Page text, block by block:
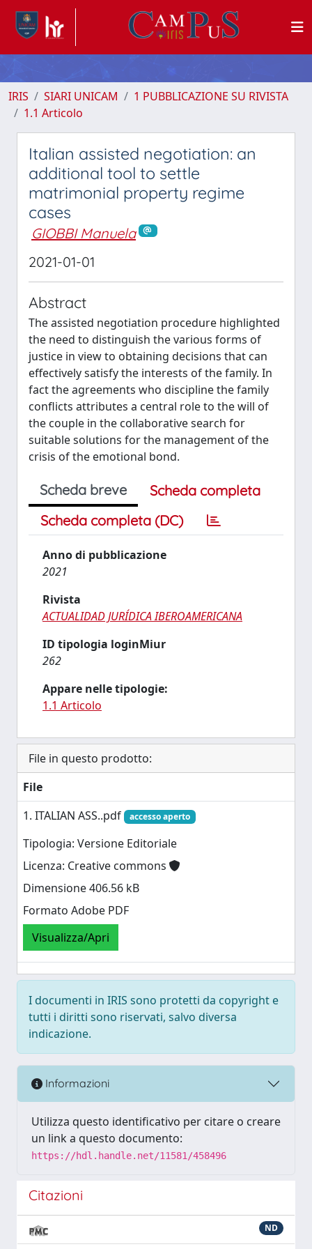
IRIS SIARI UNICAM
1 PUBBLICAZIONE SU RIVISTA
1.1 Articolo
Italian assisted negotiation: an
additional tool to settle
matrimonial property regime
cases
GIOBBI Manuela
2021-01-01
Abstract
The assisted negotiation procedure highlighted
the need to distinguish the various forms of
justice in view to obtaining decisions that can
effectively satisfy the interests of the family. In
fact the agreements who discipline the family
conflicts attributes a central role to the will of
the couple in the collaborative search for
suitable solutions for the management of the
crisis of the emotional bond.
Scheda breve
Scheda completa
Scheda completa (DC)
Anno di pubblicazione
2021
Rivista
ACTUALIDAD JURÍDICA IBEROAMERICANA
ID tipologia loginMiur
262
Appare nelle tipologie:
1.1 Articolo
File in questo prodotto:
File
1. ITALIAN ASS..pdf
accesso aperto
Tipologia: Versione Editoriale
Licenza: Creative commons
Dimensione 406.56 kB
Formato Adobe PDF
Visualizza/Apri
I documenti in IRIS sono protetti da copyright e
tutti i diritti sono riservati, salvo diversa
indicazione.
Informazioni
Utilizza questo identificativo per citare o creare
un link a questo documento:
https://hdl.handle.net/11581/458496
Citazioni
ND